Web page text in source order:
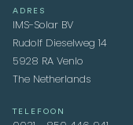
ADRES
IMS-Solar BV
Rudolf Dieselweg 14
5928 RA Venlo
The Netherlands
TELEFOON